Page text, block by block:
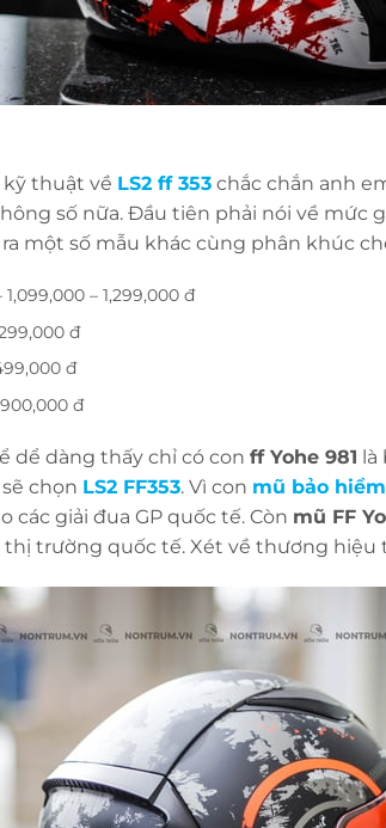
thuật về LS2 ff 353 chắc chắn anh
số nữa. Đầu tiên phải nói về mức
một số mẫu khác cùng phân khúc
1,099,000 – 1,299,000 đ
đ
đ
đ
dể dàng thấy chỉ có con ff Yohe 981
chọn LS2 FF353. Vì con mũ bảo hiểm
các giải đua GP quốc tế. Còn mũ FF
thị trường quốc tế. Xét về thương hiệu